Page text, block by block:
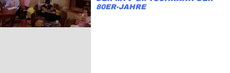
80ER-JAHRE